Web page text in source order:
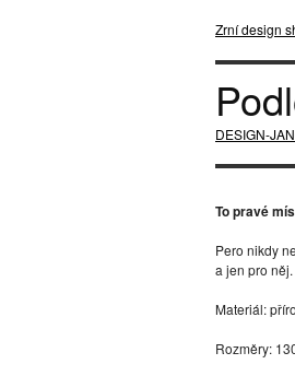
Zrní design
DESIGN-
To pravé
Pero nikdy
a jen pro něj.
Materiál:
Rozměry: